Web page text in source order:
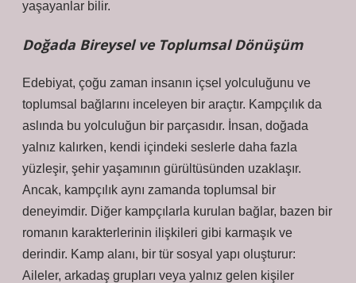
yaşayanlar bilir.
Doğada Bireysel ve Toplumsal Dönüşüm
Edebiyat, çoğu zaman insanın içsel yolculuğunu ve
toplumsal bağlarını inceleyen bir araçtır. Kampçılık da
aslında bu yolculuğun bir parçasıdır. İnsan, doğada
yalnız kalırken, kendi içindeki seslerle daha fazla
yüzleşir, şehir yaşamının gürültüsünden uzaklaşır.
Ancak, kampçılık aynı zamanda toplumsal bir
deneyimdir. Diğer kampçılarla kurulan bağlar, bazen bir
romanın karakterlerinin ilişkileri gibi karmaşık ve
derindir. Kamp alanı, bir tür sosyal yapı oluşturur:
Aileler, arkadaş grupları veya yalnız gelen kişiler